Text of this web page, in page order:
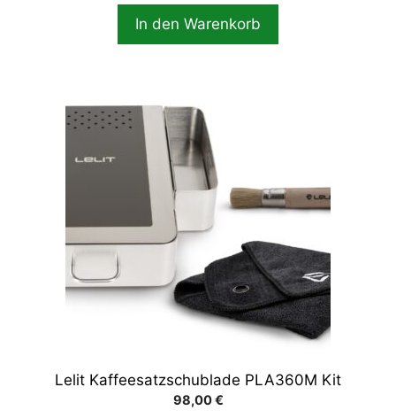
In den Warenkorb
Lelit Kaffeesatzschublade PLA360M Kit
98,00€